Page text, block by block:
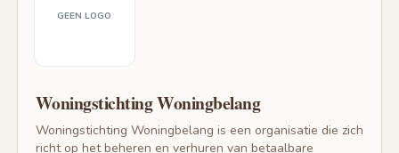
GEEN LOGO
Woningstichting Woningbelang
Woningstichting Woningbelang is een organisatie die zich
richt op het beheren en verhuren van betaalbare